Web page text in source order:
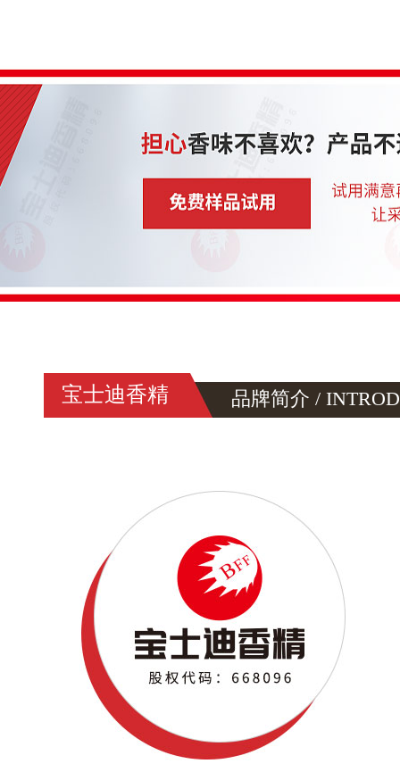
宝士迪香精 品牌简介 /